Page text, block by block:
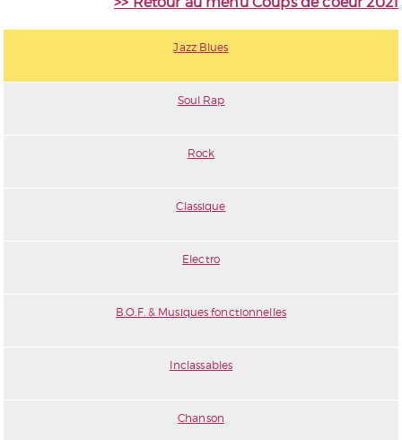
Jazz Blues
Soul Rap
Rock
Classique
Electro
B.O.F. & Musiques fonctionnelles
Inclassables
Chanson